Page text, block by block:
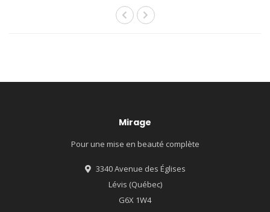
Mirage
Pour une mise en beauté complète
3340 Avenue des Églises
Lévis (Québec)
G6X 1W4